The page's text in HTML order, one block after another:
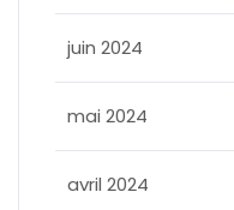
juin 2024
mai 2024
avril 2024